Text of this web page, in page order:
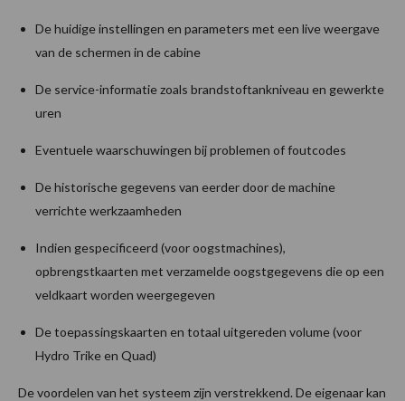
De huidige instellingen en parameters met een live weergave
van de schermen in de cabine
De service-informatie zoals brandstoftankniveau en gewerkte
uren
Eventuele waarschuwingen bij problemen of foutcodes
De historische gegevens van eerder door de machine
verrichte werkzaamheden
Indien gespecificeerd (voor oogstmachines),
opbrengstkaarten met verzamelde oogstgegevens die op een
veldkaart worden weergegeven
De toepassingskaarten en totaal uitgereden volume (voor
Hydro Trike en Quad)
De voordelen van het systeem zijn verstrekkend. De eigenaar kan